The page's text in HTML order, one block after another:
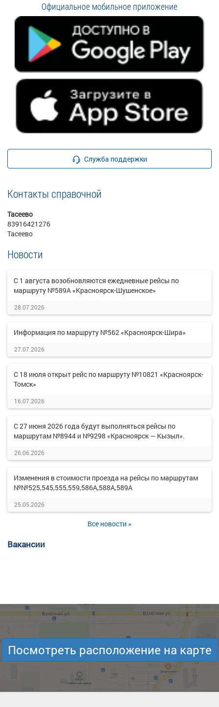
Официальное мобильное приложение
Служба поддержки
Контакты справочной
Тасеево
83916421276
Тасеево
Новости
С 1 августа возобновляются ежедневные рейсы по
маршруту №589А «Красноярск-Шушенское»
28.07.2026
Информация по маршруту №562 «Красноярск-Шира»
27.07.2026
С 18 июля открыт рейс по маршруту №10821 «Красноярск-
Томск»
16.07.2026
С 27 июня 2026 года будут выполняться рейсы по
маршрутам №8944 и №9298 «Красноярск — Кызыл».
26.06.2026
Изменения в стоимости проезда на рейсы по маршрутам
№№525,545,555,559,586А,588А,589А
25.05.2026
Все новости »
Вакансии
Посмотреть расположение на карте